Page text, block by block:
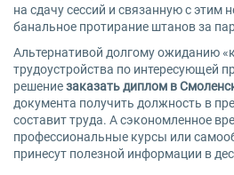
на сдачу сессий и связанную с этим
банальное протирание штанов за
Альтернативой долгому ожиданию
трудоустройства по интересующей
решениезаказать диплом в
документа получить должность в
составит труда. А сэкономленное
профессиональные курсы или
принесут полезной информации в